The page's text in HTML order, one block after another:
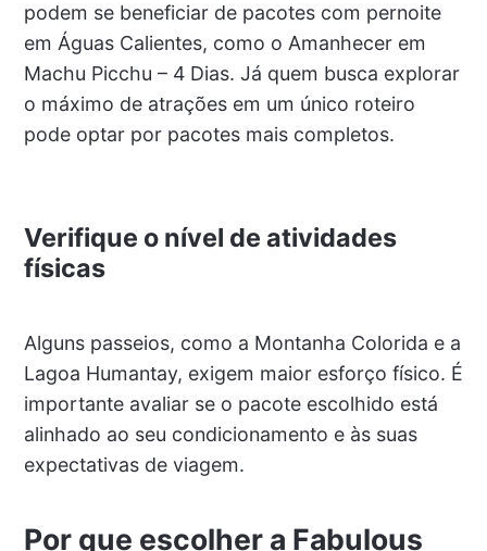
podem se beneficiar de pacotes com pernoite
em Águas Calientes, como o Amanhecer em
Machu Picchu – 4 Dias. Já quem busca explorar
o máximo de atrações em um único roteiro
pode optar por pacotes mais completos.
Verifique o nível de atividades
físicas
Alguns passeios, como a Montanha Colorida e a
Lagoa Humantay, exigem maior esforço físico. É
importante avaliar se o pacote escolhido está
alinhado ao seu condicionamento e às suas
expectativas de viagem.
Por que escolher a Fabulous